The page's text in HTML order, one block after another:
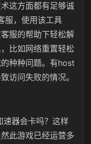
这方面都有足够诚
服，使用该工具
服的帮助下轻松解
比如网络重置轻松
种种问题。有host
访问失败的情况。
器会卡吗？这样
此游戏已经运营多